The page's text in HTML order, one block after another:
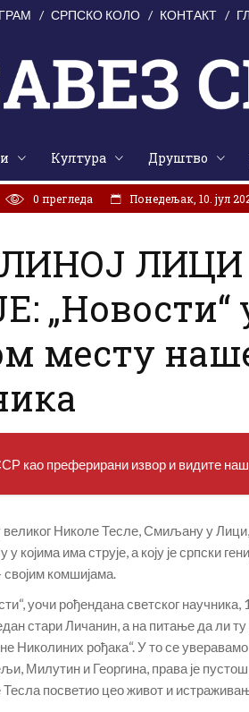
СРПСКО КОЛО КОНТАКТ
Култура Друштво
монструми су 1941. у Пребиловцима и
0 прегледа Понедељак, 10. јул
месту
као преферирани извор и видите
Николе Тесле, Смиљану у Лици,
у којима има струје, а коју је српски
својим комшијама.
уочи рођендана светског научника,
стари Личанин, а на питање да ли
Николиних рођака“. У то се
Милутин и Георгина, права је
Тесла посветио цео живот и